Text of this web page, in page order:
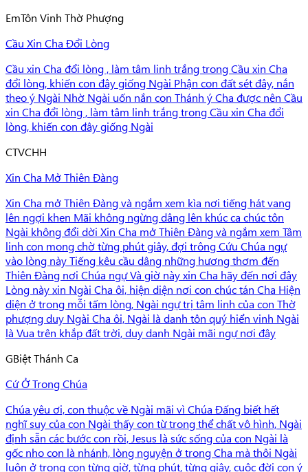
EmTôn Vinh Thờ Phượng
Cầu Xin Cha Đổi Lòng
Cầu xin Cha đổi lòng , làm tâm linh trắng trong Cầu xin Cha
đổi lòng, khiến con đây giống Ngài Phận con đất sét đây, nắn
theo ý Ngài Nhờ Ngài uốn nắn con Thánh ý Cha được nên Cầu
xin Cha đổi lòng , làm tâm linh trắng trong Cầu xin Cha đổi
lòng, khiến con đây giống Ngài
CTVCHH
Xin Cha Mở Thiên Đàng
Xin Cha mở Thiên Đàng và ngắm xem kìa nơi tiếng hát vang
lên ngợi khen Mãi không ngừng dâng lên khúc ca chúc tôn
Ngài không đổi dời Xin Cha mở Thiên Đàng và ngắm xem Tâm
linh con mong chờ từng phút giây, đợi trông Cứu Chúa ngự
vào lòng này Tiếng kêu cầu dâng những hương thơm đến
Thiên Đàng nơi Chúa ngự Và giờ này xin Cha hãy đến nơi đây
Lòng này xin Ngài Cha ôi, hiện diện nơi con chúc tán Cha Hiện
diện ở trong mỗi tấm lòng, Ngài ngự trị tâm linh của con Thờ
phượng duy Ngài Cha ôi, Ngài là danh tôn quý hiển vinh Ngài
là Vua trên khắp đất trời, duy danh Ngài mãi ngự nơi đây
GBiệt Thánh Ca
Cứ Ở Trong Chúa
Chúa yêu ơi, con thuộc về Ngài mãi vì Chúa Đấng biết hết
nghĩ suy của con Ngài thấy con từ trong thể chất vô hình, Ngài
định sẵn các bước con rồi, Jesus là sức sống của con Ngài là
gốc nho con là nhánh, lòng nguyện ở trong Cha mà thôi Ngài
luôn ở trong con từng giờ, từng phút, từng giây, cuộc đời con ý